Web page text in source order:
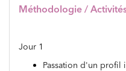
Méthodologie /
Jour 1
Passation d'un